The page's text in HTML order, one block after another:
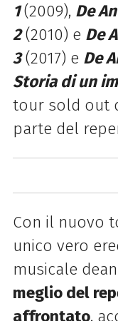
1(2009), De
2(2010) e De
3(2017) e De
Storia di un
tour sold out
parte del
Con il nuovo
unico vero
musicale
meglio del
affrontato,